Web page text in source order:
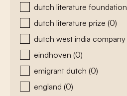
dutch literature foundation
dutch literature prize (0)
dutch west india company
eindhoven (0)
emigrant dutch (0)
england (0)